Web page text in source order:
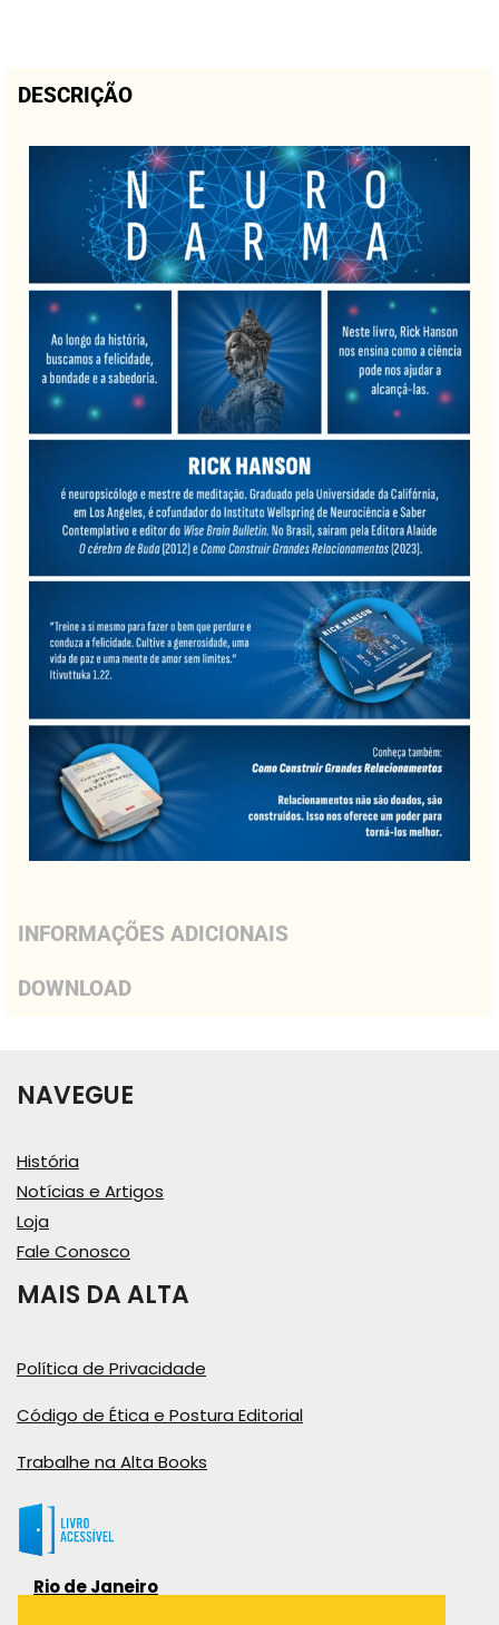
DESCRIÇÃO
INFORMAÇÕES ADICIONAIS
DOWNLOAD
NAVEGUE
História
Notícias e Artigos
Loja
Fale Conosco
MAIS DA ALTA
Política de Privacidade
Código de Ética e Postura Editorial
Trabalhe na Alta Books
Rio de Janeiro